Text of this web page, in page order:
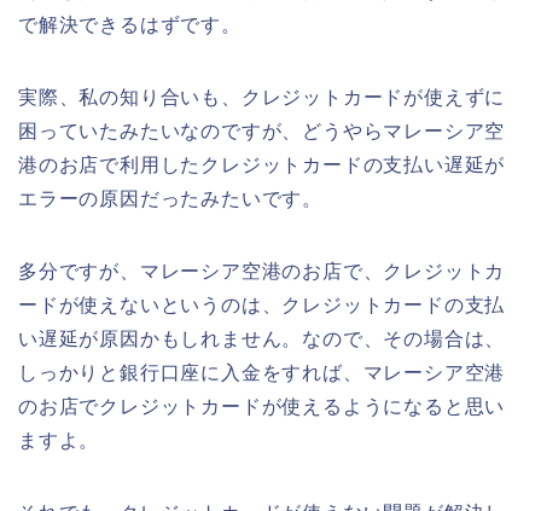
で解決できるはずです。
実際、私の知り合いも、クレジットカードが使えずに
困っていたみたいなのですが、どうやらマレーシア空
港のお店で利用したクレジットカードの支払い遅延が
エラーの原因だったみたいです。
多分ですが、マレーシア空港のお店で、クレジットカ
ードが使えないというのは、クレジットカードの支払
い遅延が原因かもしれません。なので、その場合は、
しっかりと銀行口座に入金をすれば、マレーシア空港
のお店でクレジットカードが使えるようになると思い
ますよ。